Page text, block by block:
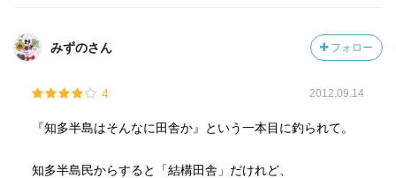
目のオープニングだったでしょうか、ダイナマイトに葉巻
で火を
す。
みずのさん フォロー
4 2012.09.14
『知多半島はそんなに田舎か』という一本目に釣られて。
知多半島民からすると「結構田舎」だけれど、